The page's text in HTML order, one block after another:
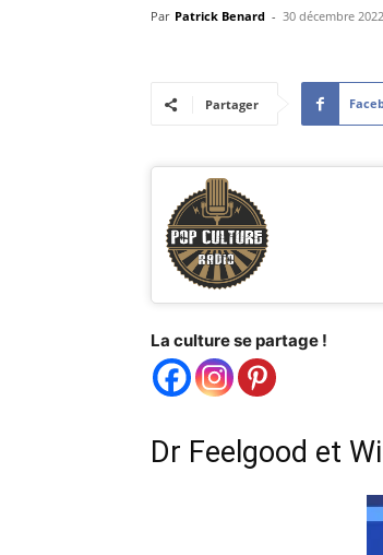
Par Patrick Benard - 30 décembre 2022
Partager
La culture se partage !
Dr Feelgood et